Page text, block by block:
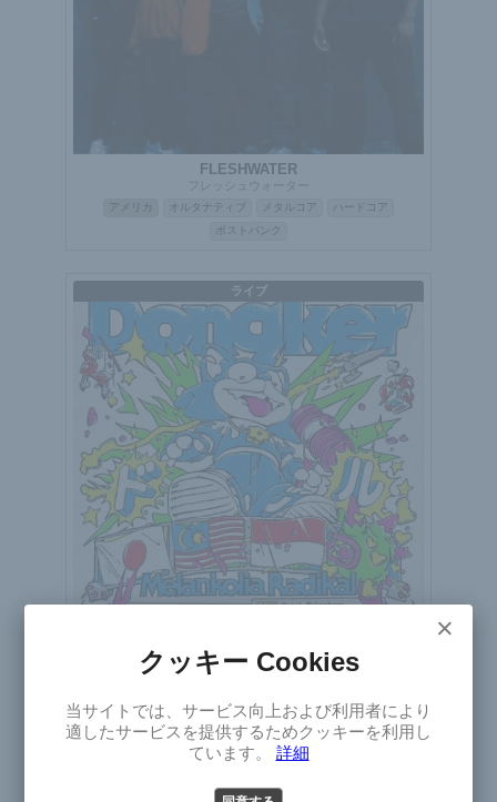
FLESHWATER
フレッシュウォーター
アメリカ オルタナティブ メタルコア
ハードコア
ポストパンク
ライブ
Dongker
ドンケル
Japan Tour 2026
2026年9月4日(金)～12日(土)
×
Select
Version
×
クッキー Cookies
当サイトでは、サービス向上および利用者により
適したサービスを提供するためクッキーを利用し
ています。 詳細